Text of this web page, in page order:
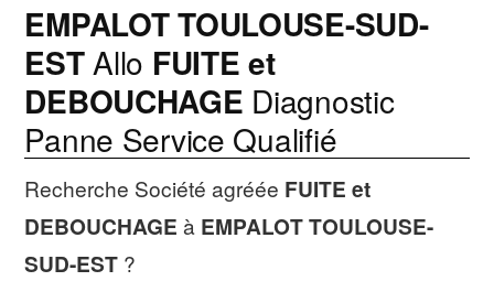
EMPALOT TOULOUSE-SUD-
ESTAllo FUITE et
DEBOUCHAGE Diagnostic
Panne Service Qualifié
Recherche Société agréée FUITE et
DEBOUCHAGE à EMPALOT TOULOUSE-
SUD-EST ?